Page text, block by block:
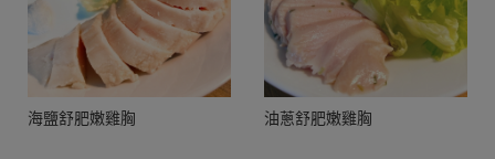
海鹽舒肥嫩雞胸 油蔥舒肥嫩雞胸